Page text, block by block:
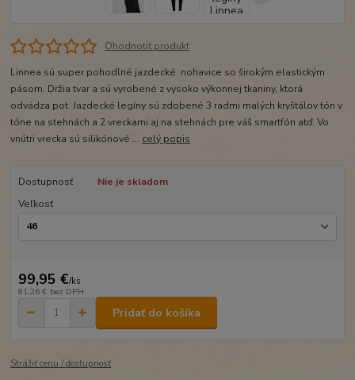
Ohodnotiť produkt
Linnea sú super pohodlné jazdecké nohavice so širokým elastickým
pásom. Držia tvar a sú vyrobené z vysoko výkonnej tkaniny, ktorá
odvádza pot. Jazdecké legíny sú zdobené 3 radmi malých kryštálov tón v
tóne na stehnách a 2 vreckami aj na stehnách pre váš smartfón atď. Vo
vnútri vrecka sú silikónové ... celý popis
Dostupnosť
Nie je skladom
Veľkosť
99,95 €/ks
81,26 € bez DPH
Pridať do košíka
Strážiť cenu / dostupnosť